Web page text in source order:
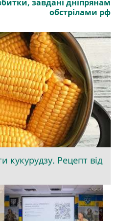
завдані дніпрянам
обстрілами рф
кукурудзу. Рецепт від